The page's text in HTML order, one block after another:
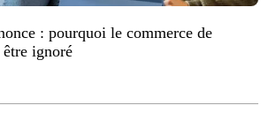
: pourquoi le commerce de
ignoré